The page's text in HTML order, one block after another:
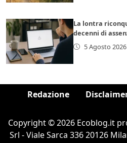
La lontra
decenni di
5 Agosto 2026
Redazione
Copyright © 2026 Ecoblog.it
Srl - Viale Sarca 336 20126